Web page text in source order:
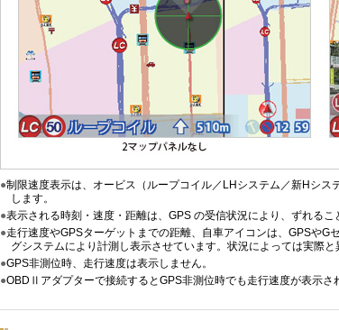
●制限速度表示は、オービス（ループコイル／LHシステム／新Hシ
します。
●表示される時刻・速度・距離は、GPS の受信状況により、ずれるこ
●走行速度やGPSターゲットまでの距離、自車アイコンは、GPSや
グシステムにより計測し表示させています。状況によっては実際と
●GPS非測位時、走行速度は表示しません。
●OBDⅡアダプターで接続するとGPS非測位時でも走行速度が表示さ